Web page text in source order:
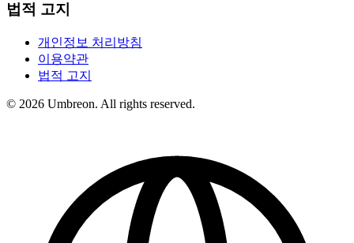
법적 고지
개인정보 처리방침
이용약관
법적 고지
© 2026 Umbreon. All rights reserved.